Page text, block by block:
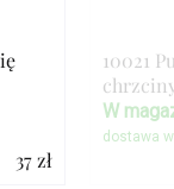
37 zł
10021
W